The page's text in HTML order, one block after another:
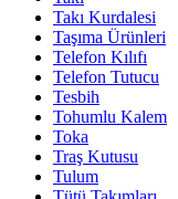
Takı Kurdalesi
Taşıma Ürünleri
Telefon Kılıfı
Telefon Tutucu
Tesbih
Tohumlu Kalem
Toka
Traş Kutusu
Tulum